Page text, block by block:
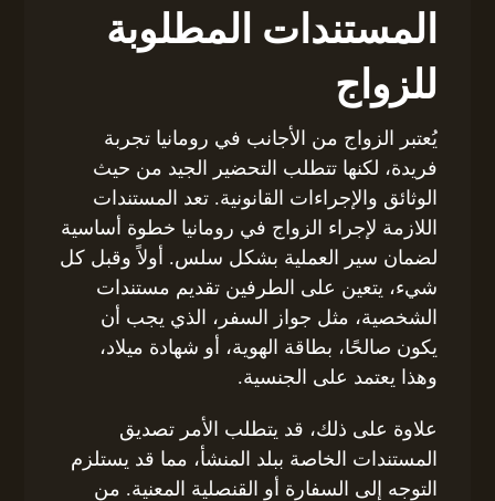
المستندات المطلوبة
للزواج
يُعتبر الزواج من الأجانب في رومانيا تجربة
فريدة، لكنها تتطلب التحضير الجيد من حيث
الوثائق والإجراءات القانونية. تعد المستندات
اللازمة لإجراء الزواج في رومانيا خطوة أساسية
لضمان سير العملية بشكل سلس. أولاً وقبل كل
شيء، يتعين على الطرفين تقديم مستندات
الشخصية، مثل جواز السفر، الذي يجب أن
يكون صالحًا، بطاقة الهوية، أو شهادة ميلاد،
وهذا يعتمد على الجنسية.
علاوة على ذلك، قد يتطلب الأمر تصديق
المستندات الخاصة ببلد المنشأ، مما قد يستلزم
التوجه إلى السفارة أو القنصلية المعنية. من